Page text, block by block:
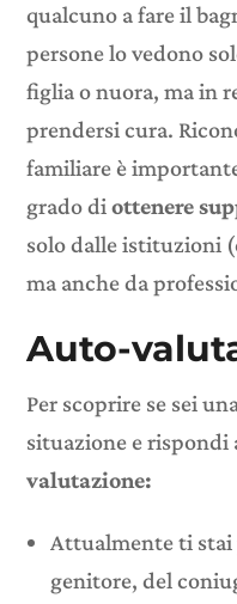
qualcuno a fare il
persone lo vedono
figlia o nuora, ma in
prendersi cura.
familiareè
grado diottenere
solo dalle istituzioni
ma anche da
Auto-
Per scoprire se sei
situazione e rispondi
valutazione:
Attualmente ti
genitore, del